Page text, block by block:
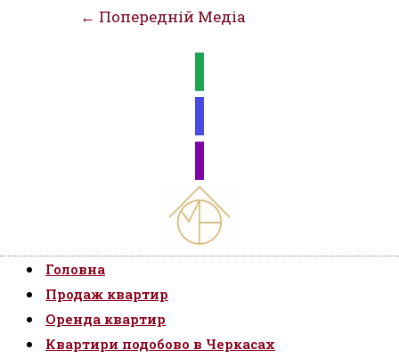
Навігація
← Попередній Медіа
Головна
Продаж квартир
Оренда квартир
Квартири подобово в Черкасах